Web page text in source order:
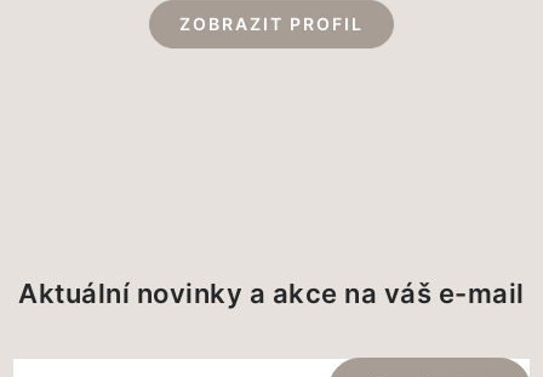
ZOBRAZIT PROFIL
Aktuální novinky a akce na váš e-mail